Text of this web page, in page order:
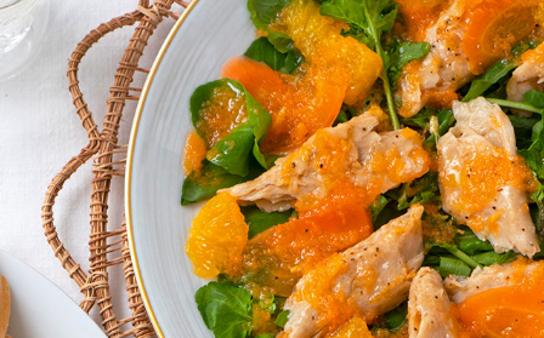
「MEATFREE MONDAY」 PLANT BASED RECIPE
2023